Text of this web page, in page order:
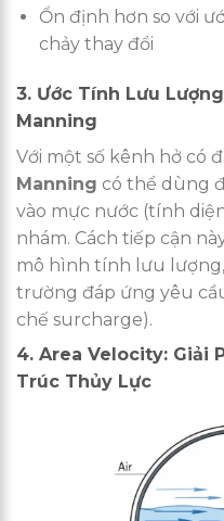
Ổn định hơn so với
chảy thay đổi
3. Ước Tính Lưu
Manning
Với một số kênh hở có
Manning có thể dùng
vào mực nước (tính
nhám. Cách tiếp cận
mô hình tính lưu
trường đáp ứng yêu
chế surcharge).
4. Area Velocity: Giải
Trúc Thủy Lực